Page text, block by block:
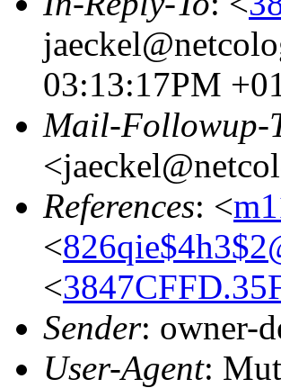
03:13:17PM
Mail-Followup-
References: <
<
<
Sender: owner-
User-Agent: